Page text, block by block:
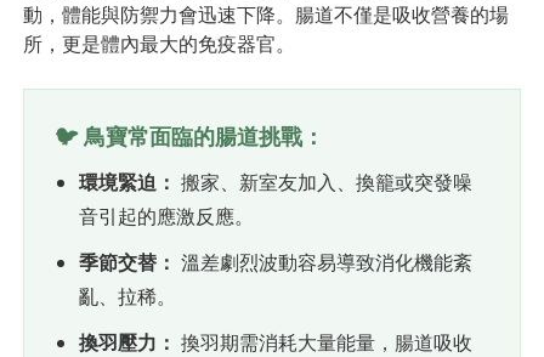
動，體能與防禦力會迅速下降。腸道不僅是吸收營養的場
所，更是體內最大的免疫器官。
🐦 鳥寶常面臨的腸道挑戰：
環境緊迫： 搬家、新室友加入、換籠或突發噪
音引起的應激反應。
季節交替： 溫差劇烈波動容易導致消化機能紊
亂、拉稀。
換羽壓力： 換羽期需消耗大量能量，腸道吸收